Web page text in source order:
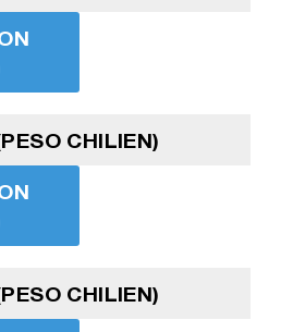
CHILIEN)
CHILIEN)